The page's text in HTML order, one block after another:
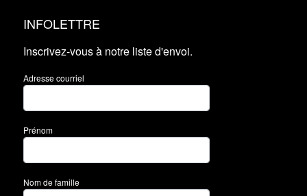
INFOLETTRE
Inscrivez-vous à notre liste d'envoi.
Adresse courriel
Prénom
Nom de famille